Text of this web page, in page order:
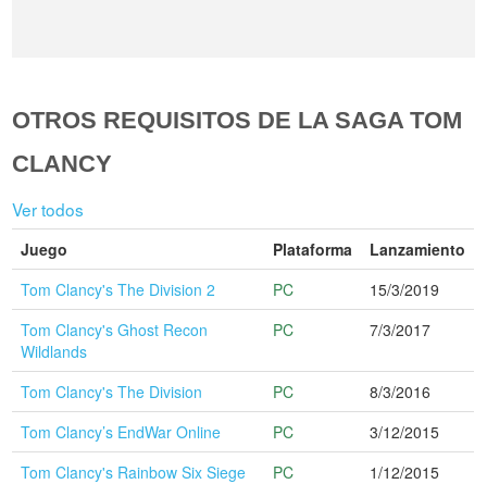
OTROS REQUISITOS DE LA SAGA TOM
CLANCY
Ver todos
Juego Plataforma
Lanzamiento
Tom Clancy's The Division 2
PC
15/3/2019
Tom Clancy's Ghost Recon
Wildlands
PC 7/3/2017
Tom Clancy's The Division PC
8/3/2016
Tom Clancy’s EndWar Online
PC
3/12/2015
Tom Clancy's Rainbow Six Siege
PC
1/12/2015